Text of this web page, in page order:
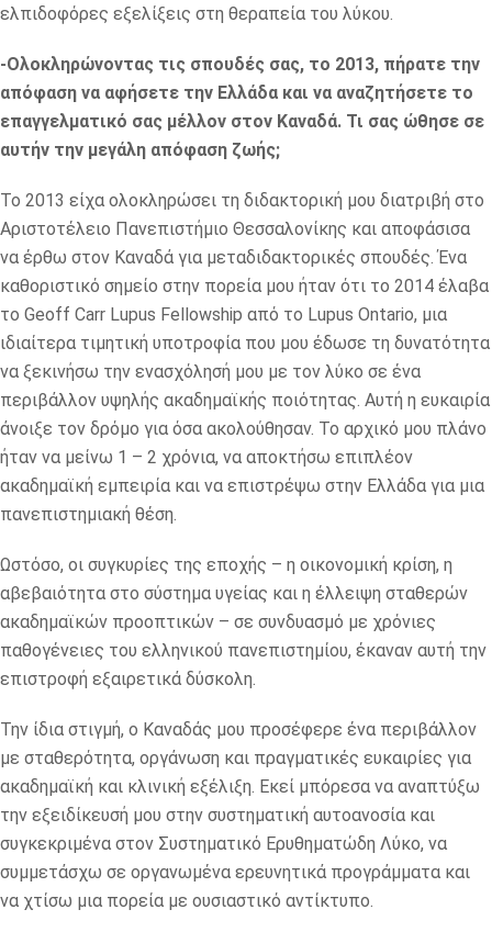
ελπιδοφόρες εξελίξεις στη θεραπεία του λύκου.
-Ολοκληρώνοντας τις σπουδές σας, το 2013, πήρατε την
απόφαση να αφήσετε την Ελλάδα και να αναζητήσετε το
επαγγελματικό σας μέλλον στον Καναδά. Τι σας ώθησε σε
αυτήν την μεγάλη απόφαση ζωής;
Το 2013 είχα ολοκληρώσει τη διδακτορική μου διατριβή στο
Αριστοτέλειο Πανεπιστήμιο Θεσσαλονίκης και αποφάσισα
να έρθω στον Καναδά για μεταδιδακτορικές σπουδές. Ένα
καθοριστικό σημείο στην πορεία μου ήταν ότι το 2014 έλαβα
το Geoff Carr Lupus Fellowship από το Lupus Ontario, μια
ιδιαίτερα τιμητική υποτροφία που μου έδωσε τη δυνατότητα
να ξεκινήσω την ενασχόλησή μου με τον λύκο σε ένα
περιβάλλον υψηλής ακαδημαϊκής ποιότητας. Αυτή η ευκαιρία
άνοιξε τον δρόμο για όσα ακολούθησαν. Το αρχικό μου πλάνο
ήταν να μείνω 1 – 2 χρόνια, να αποκτήσω επιπλέον
ακαδημαϊκή εμπειρία και να επιστρέψω στην Ελλάδα για μια
πανεπιστημιακή θέση.
Ωστόσο, οι συγκυρίες της εποχής – η οικονομική κρίση, η
αβεβαιότητα στο σύστημα υγείας και η έλλειψη σταθερών
ακαδημαϊκών προοπτικών – σε συνδυασμό με χρόνιες
παθογένειες του ελληνικού πανεπιστημίου, έκαναν αυτή την
επιστροφή εξαιρετικά δύσκολη.
Την ίδια στιγμή, ο Καναδάς μου προσέφερε ένα περιβάλλον
με σταθερότητα, οργάνωση και πραγματικές ευκαιρίες για
ακαδημαϊκή και κλινική εξέλιξη. Εκεί μπόρεσα να αναπτύξω
την εξειδίκευσή μου στην συστηματική αυτοανοσία και
συγκεκριμένα στον Συστηματικό Ερυθηματώδη Λύκο, να
συμμετάσχω σε οργανωμένα ερευνητικά προγράμματα και
να χτίσω μια πορεία με ουσιαστικό αντίκτυπο.